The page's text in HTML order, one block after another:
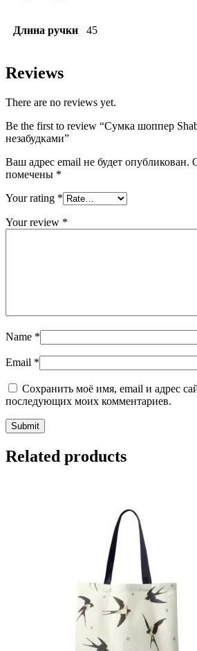
Длина ручки 45
Reviews
There are no reviews yet.
Be the first to review “Сумка шоппер
незабудками”
Ваш адрес email не будет опубликован.
помечены *
Your rating *
Your review *
Name *
Email *
Сохранить моё имя, email и адрес
последующих моих комментариев.
Related products